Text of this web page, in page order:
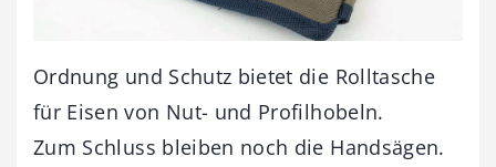
Ordnung und Schutz bietet die Rolltasche
für Eisen von Nut- und Profilhobeln.
Zum Schluss bleiben noch die Handsägen.